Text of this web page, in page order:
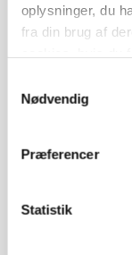
oplysninger, du
fra din brug af
Nødvendig
Præferencer
Statistik